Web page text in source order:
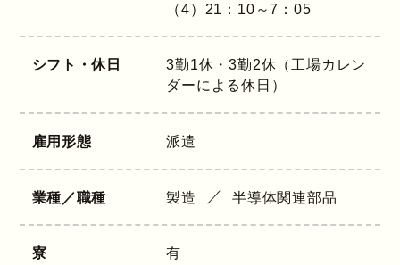
（4）21：10～7：05
シフト・休日
3勤1休・3勤2休（工場カレン
ダーによる休日）
雇用形態 派遣
業種／職種 製造 半導体関連部品
寮 有